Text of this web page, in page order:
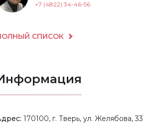
+7 (4822) 34-46-56
СПИСОК
170100, г. Тверь, ул. Желябова, 33